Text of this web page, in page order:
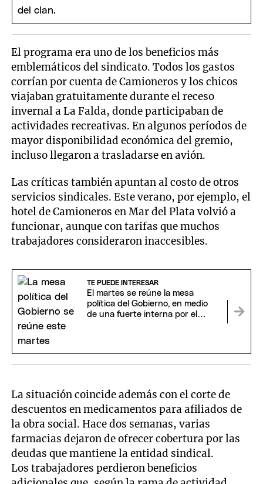
El programa era uno de los beneficios más
emblemáticos del sindicato. Todos los gastos
corrían por cuenta de Camioneros y los chicos
viajaban gratuitamente durante el receso
invernal a La Falda, donde participaban de
actividades recreativas. En algunos períodos de
mayor disponibilidad económica del gremio,
incluso llegaron a trasladarse en avión.
Las críticas también apuntan al costo de otros
servicios sindicales. Este verano, por ejemplo, el
hotel de Camioneros en Mar del Plata volvió a
funcionar, aunque con tarifas que muchos
trabajadores consideraron inaccesibles.
TE PUEDE INTERESAR
El martes se reúne la mesa
política del Gobierno, en medio
de una fuerte interna por el
La situación coincide además con el corte de
descuentos en medicamentos para afiliados de
la obra social. Hace dos semanas, varias
farmacias dejaron de ofrecer cobertura por las
deudas que mantiene la entidad sindical.
Los trabajadores perdieron beneficios